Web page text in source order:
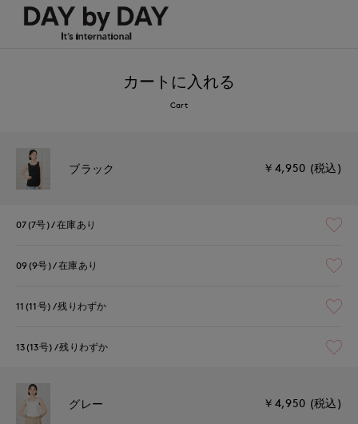
カートに入れる
Cart
ブラック ￥4,950 (税込)
07(7号) 在庫あり
09(9号) 在庫あり
11(11号) 残りわずか
13(13号) 残りわずか
グレー ￥4,950 (税込)